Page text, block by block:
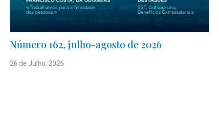
Número 162, julho-agosto de 2026
26 de Julho, 2026